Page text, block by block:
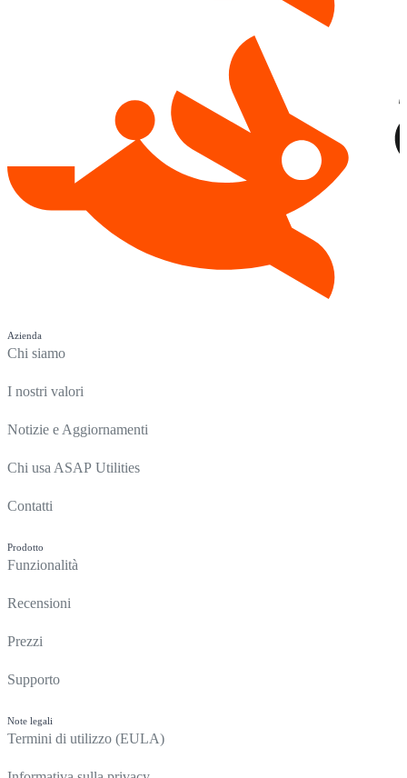
Azienda
Chi siamo
I nostri valori
Notizie e Aggiornamenti
Chi usa ASAP Utilities
Contatti
Prodotto
Funzionalità
Recensioni
Prezzi
Supporto
Note legali
Termini di utilizzo (EULA)